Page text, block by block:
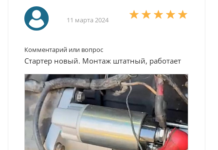
11 марта 2024
Комментарий или вопрос
Стартер новый. Монтаж штатный, работает